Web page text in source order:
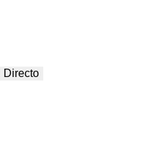
Directo